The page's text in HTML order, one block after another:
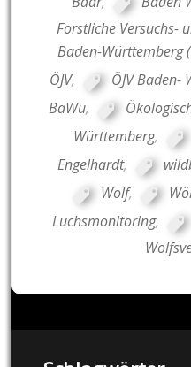
Forstliche Versuchs-
Baden-Württemberg
ÖJV, ÖJV Baden-
BaWü,
Württemberg,
Engelhardt,
Wolf,
Luchsmonitoring,